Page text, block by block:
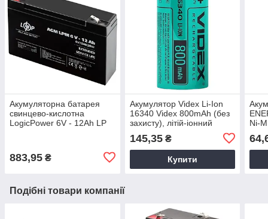
Акумуляторна батарея
свинцево-кислотна
LogicPower 6V - 12Ah LP
883,95 ₴
Акумулятор Videx Li-Ion
16340 Videx 800mAh (без
захисту), літій-іонний
145,35₴
Купити
Ni-
Подібні товари компанії